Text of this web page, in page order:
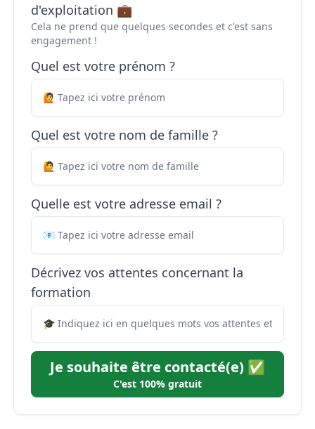
d'exploitation 💼
Cela ne prend que quelques secondes et c'est sans
engagement !
Quel est votre prénom ?
Quel est votre nom de famille ?
Quelle est votre adresse email ?
Décrivez vos attentes concernant la
formation
Je souhaite être contacté(e) ✅
C'est 100% gratuit